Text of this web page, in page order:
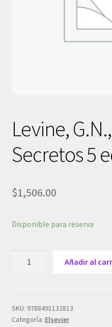
Levine,
Secretos 5
$1,506.00
Disponible para reserva
5
ed.
Añadir al
SKU: 9788491132813
Categoría: Elsevier